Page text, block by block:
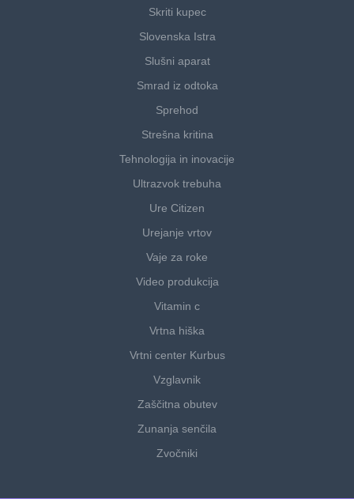
Skriti kupec
Slovenska Istra
Slušni aparat
Smrad iz odtoka
Sprehod
Strešna kritina
Tehnologija in inovacije
Ultrazvok trebuha
Ure Citizen
Urejanje vrtov
Vaje za roke
Video produkcija
Vitamin c
Vrtna hiška
Vrtni center Kurbus
Vzglavnik
Zaščitna obutev
Zunanja senčila
Zvočniki